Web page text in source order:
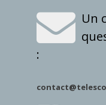
Un
: